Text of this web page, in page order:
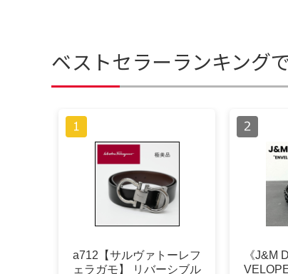
ベストセラーランキング
a712【サルヴァトーレフ
ェラガモ】 リバーシブル
《J&M